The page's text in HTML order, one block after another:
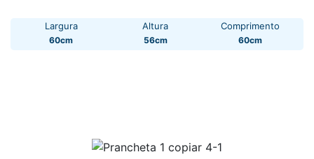
Largura
60cm
Altura
56cm
Comprimento
60cm